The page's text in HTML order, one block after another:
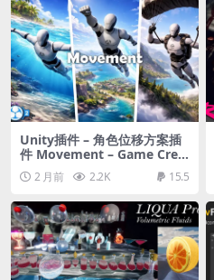
Unity插件 – 角色位移方案插
件 Movement – Game Crea
tor 22 月前 2.2K 15.5